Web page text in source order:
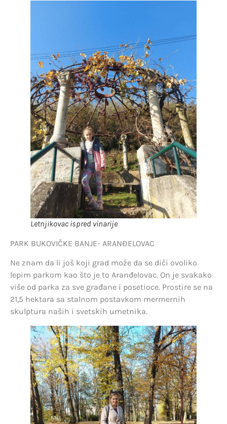
Letnjikovac ispred vinarije
PARK BUKOVIČKE BANJE- ARANĐELOVAC
Ne znam da li još koji grad može da se diči ovoliko
lepim parkom kao što je to Aranđelovac. On je svakako
više od parka za sve građane i posetioce. Prostire se na
21,5 hektara sa stalnom postavkom mermernih
skulptura naših i svetskih umetnika.